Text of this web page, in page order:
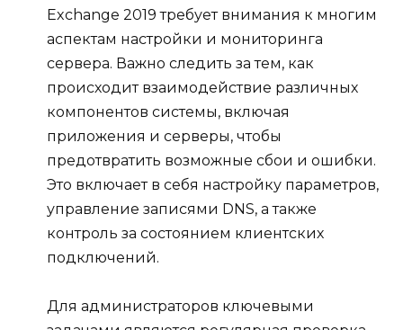
Exchange 2019 требует внимания к многим
аспектам настройки и мониторинга
сервера. Важно следить за тем, как
происходит взаимодействие различных
компонентов системы, включая
приложения и серверы, чтобы
предотвратить возможные сбои и ошибки.
Это включает в себя настройку параметров,
управление записями DNS, а также
контроль за состоянием клиентских
подключений.
Для администраторов ключевыми